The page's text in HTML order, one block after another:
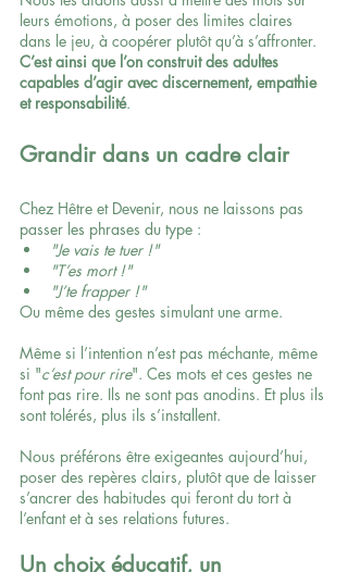
leurs émotions, à poser des limites claires
dans le jeu, à coopérer plutôt qu’à s’affronter.
C’est ainsi que l’on construit des adultes
capables d’agir avec discernement, empathie
et responsabilité.
Grandir dans un cadre clair
Chez Hêtre et Devenir, nous ne laissons pas
passer les phrases du type :
"Je vais te tuer !"
"T’es mort !"
"J’te frapper !"
Ou même des gestes simulant une arme.
Même si l’intention n’est pas méchante, même
si "c’est pour rire". Ces mots et ces gestes ne
font pas rire. Ils ne sont pas anodins. Et plus ils
sont tolérés, plus ils s’installent.
Nous préférons être exigeantes aujourd’hui,
poser des repères clairs, plutôt que de laisser
s’ancrer des habitudes qui feront du tort à
l’enfant et à ses relations futures.
Un choix éducatif, un